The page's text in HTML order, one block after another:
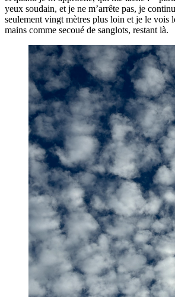
yeux soudain, et je ne m’arrête pas, je
seulement vingt mètres plus loin et je le vois
mains comme secoué de sanglots, restant là.